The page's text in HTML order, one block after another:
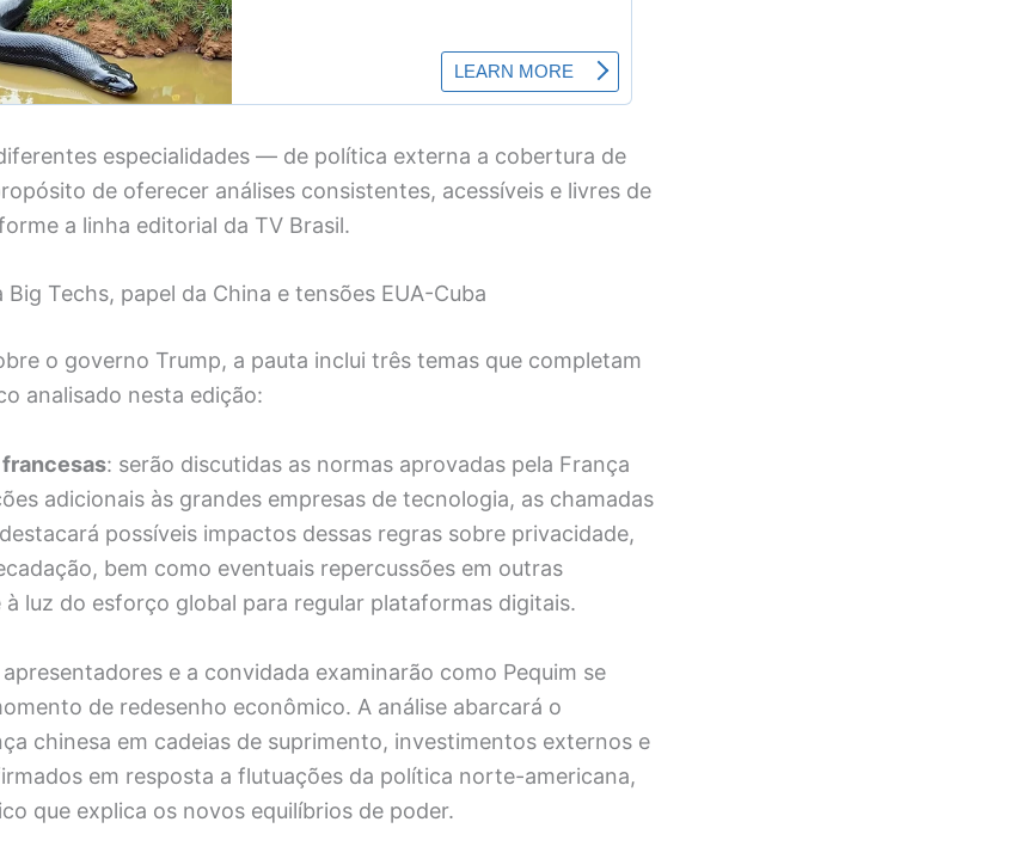
especialidades — de política externa a cobertura de
de oferecer análises consistentes, acessíveis e livres de
a linha editorial da TV Brasil.
Big Techs, papel da China e tensões EUA-Cuba
o governo Trump, a pauta inclui três temas que completam
analisado nesta edição:
: serão discutidas as normas aprovadas pela França
adicionais às grandes empresas de tecnologia, as chamadas
possíveis impactos dessas regras sobre privacidade,
bem como eventuais repercussões em outras
à luz do esforço global para regular plataformas digitais.
apresentadores e a convidada examinarão como Pequim se
de redesenho econômico. A análise abarcará o
chinesa em cadeias de suprimento, investimentos externos e
em resposta a flutuações da política norte-americana,
que explica os novos equilíbrios de poder.